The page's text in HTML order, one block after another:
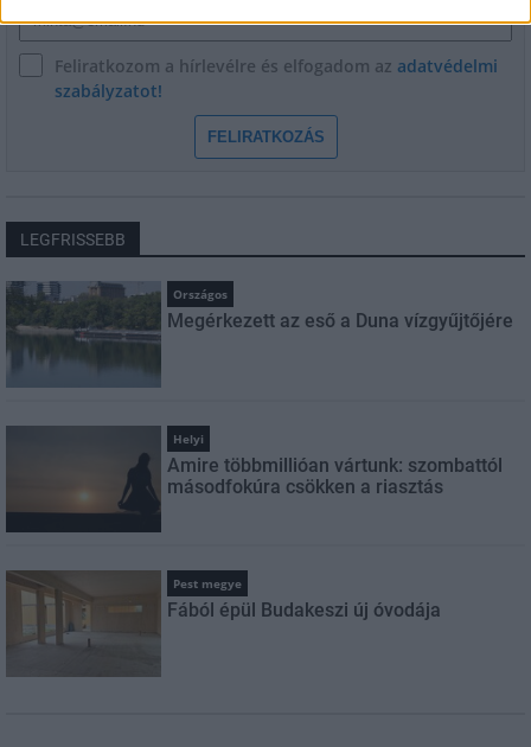
Feliratkozom a hírlevélre és elfogadom az adatvédelmi
szabályzatot!
FELIRATKOZÁS
LEGFRISSEBB
Országos
Megérkezett az eső a Duna vízgyűjtőjére
Helyi
Amire többmillióan vártunk: szombattól
másodfokúra csökken a riasztás
Pest megye
Fából épül Budakeszi új óvodája